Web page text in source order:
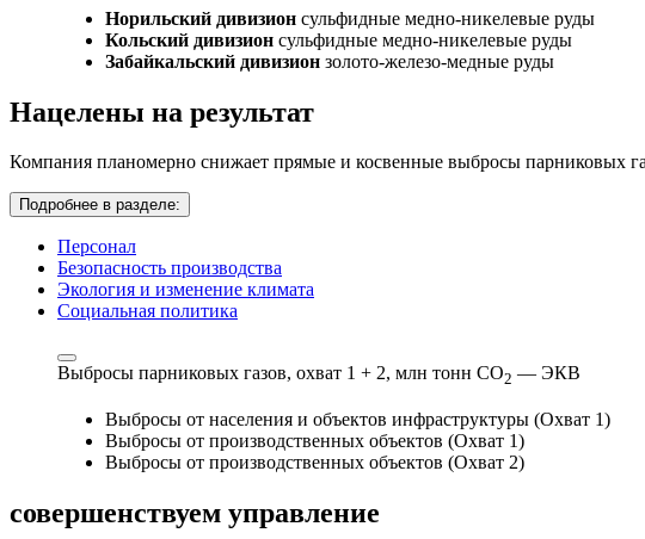
Норильский дивизион сульфидные медно-никелевые руды
Кольский дивизион сульфидные медно-никелевые руды
Забайкальский дивизион золото-железо-медные руды
Нацелены на результат
Компания планомерно снижает прямые и косвенные выбросы парниковых
Подробнее в разделе:
Персонал
Безопасность производства
Экология и изменение климата
Социальная политика
Выбросы парниковых газов, охват 1 + 2, млн тонн СО2 — ЭКВ
Выбросы от населения и объектов инфраструктуры (Охват 1)
Выбросы от производственных объектов (Охват 1)
Выбросы от производственных объектов (Охват 2)
совершенствуем управление